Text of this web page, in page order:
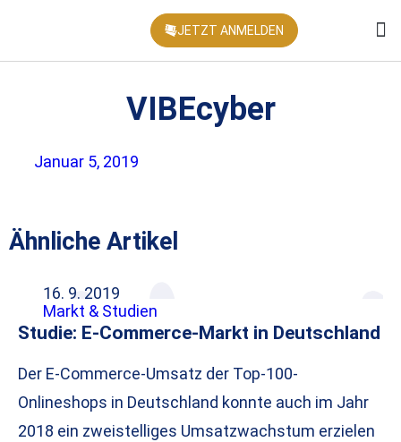
JETZT ANMELDEN
VIBEcyber
Januar 5, 2019
Ähnliche Artikel
16. 9. 2019
Markt & Studien
Studie: E-Commerce-Markt in Deutschland
Der E-Commerce-Umsatz der Top-100-
Onlineshops in Deutschland konnte auch im Jahr
2018 ein zweistelliges Umsatzwachstum erzielen